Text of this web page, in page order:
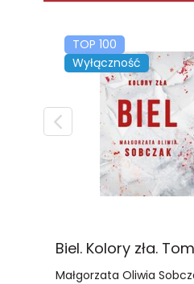
TOP 100
Wyłączność
Małgorzata Oliwia